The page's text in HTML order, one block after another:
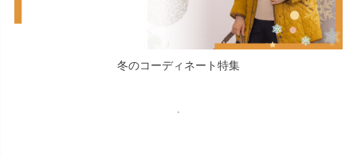
冬のコーディネート特集